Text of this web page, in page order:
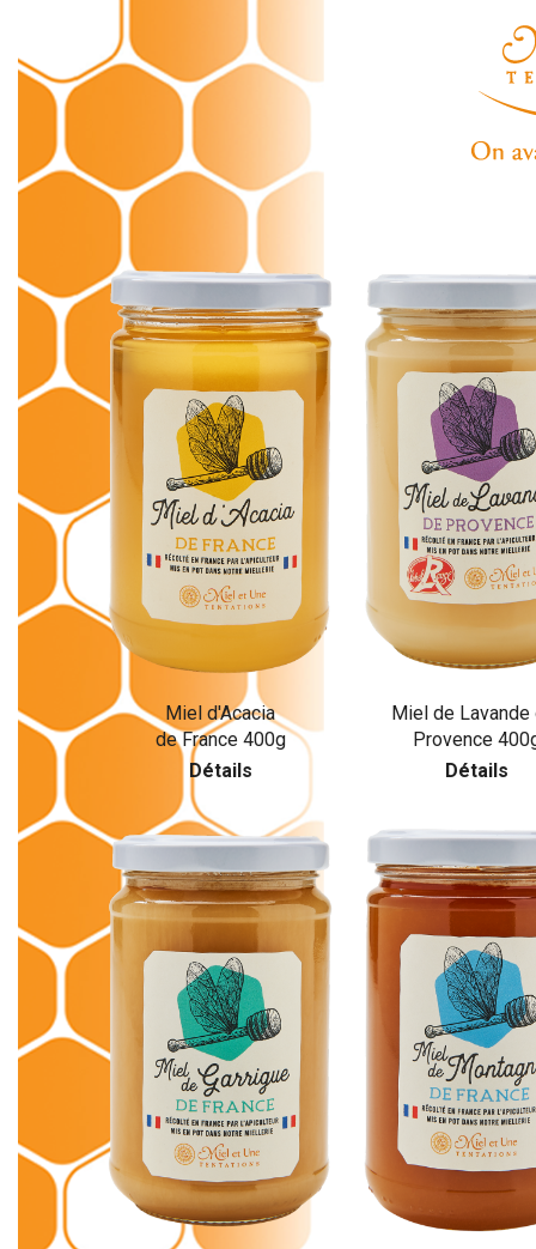
Miel d'Acacia
de France 400g
Miel de
Provence
Détails
Détails